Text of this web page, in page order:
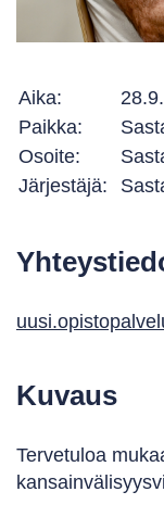
Aika:
Paikka:
Osoite:
Järjestäjä:
Kuvaus
Tervetuloa